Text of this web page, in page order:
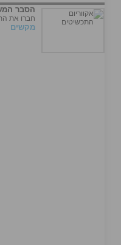
הסבר
חברו את
מקשים